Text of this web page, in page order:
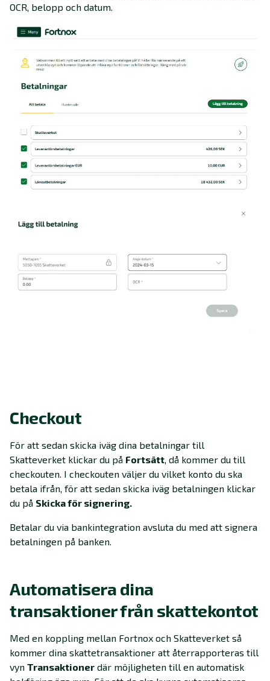
OCR, belopp och datum.
Checkout
För att sedan skicka iväg dina betalningar till
Skatteverket klickar du på Fortsätt , då kommer du till
checkouten. I checkouten väljer du vilket konto du ska
betala ifrån, för att sedan skicka iväg betalningen klickar
du på Skicka för signering.
Betalar du via bankintegration avsluta du med att signera
betalningen på banken.
Automatisera dina
transaktioner från skattekontot
Med en koppling mellan Fortnox och Skatteverket så
kommer dina skattetransaktioner att återrapporteras till
vyn Transaktioner där möjligheten till en automatisk